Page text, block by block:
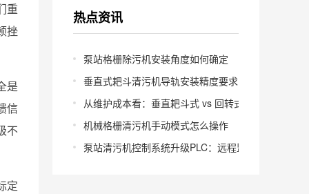
重
挫
是
信
不
定
热点资讯
泵站格栅除污机安装角度如何确定
垂直式耙斗清污机导轨安装精度要求多少
从维护成本看：垂直耙斗式 vs 回转式怎么选
机械格栅清污机手动模式怎么操作
泵站清污机控制系统升级PLC：远程监控怎么实现？